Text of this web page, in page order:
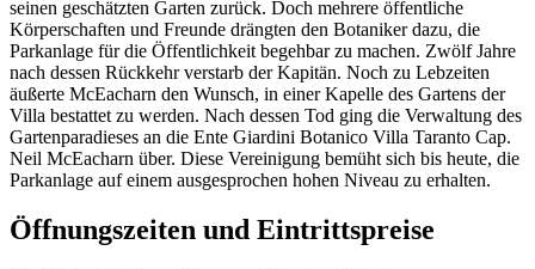
seinen geschätzten Garten zurück. Doch mehrere öffentliche
Körperschaften und Freunde drängten den Botaniker dazu, die
Parkanlage für die Öffentlichkeit begehbar zu machen. Zwölf Jahre
nach dessen Rückkehr verstarb der Kapitän. Noch zu Lebzeiten
äußerte McEacharn den Wunsch, in einer Kapelle des Gartens der
Villa bestattet zu werden. Nach dessen Tod ging die Verwaltung des
Gartenparadieses an die Ente Giardini Botanico Villa Taranto Cap.
Neil McEacharn über. Diese Vereinigung bemüht sich bis heute, die
Parkanlage auf einem ausgesprochen hohen Niveau zu erhalten.
Öffnungszeiten und Eintrittspreise